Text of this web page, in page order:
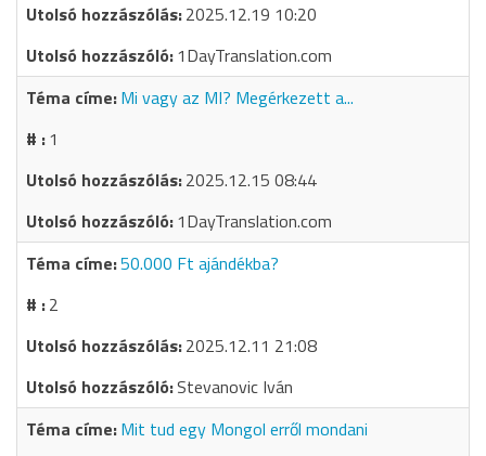
2025.12.19 10:20
1DayTranslation.com
Mi vagy az MI? Megérkezett a...
1
2025.12.15 08:44
1DayTranslation.com
50.000 Ft ajándékba?
2
2025.12.11 21:08
Stevanovic Iván
Mit tud egy Mongol erről mondani